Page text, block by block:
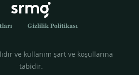
Gizlilik Politikası
ve kullanım şart ve koşullarına
tabidir.